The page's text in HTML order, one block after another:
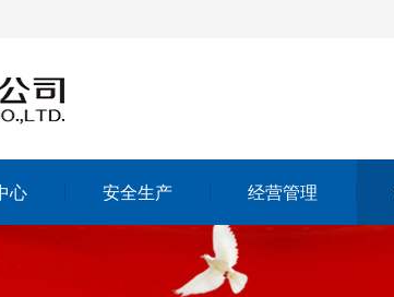
心 安全生产 经营管理